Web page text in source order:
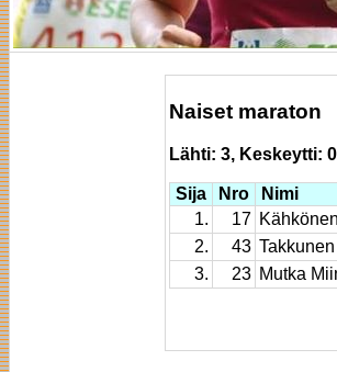
Naiset maraton
Lähti: 3, Keskeytti:
Sija Nro
Nimi
1.
17
2.
43
3.
23 Mutka